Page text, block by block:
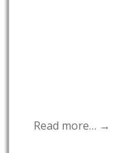
Read more… →